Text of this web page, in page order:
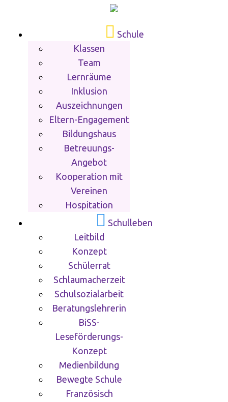
Schule
Klassen
Team
Lernräume
Inklusion
Auszeichnungen
Eltern-Engagement
Bildungshaus
Betreuungs-
Angebot
Kooperation mit
Vereinen
Hospitation
Schulleben
Leitbild
Konzept
Schülerrat
Schlaumacherzeit
Schulsozialarbeit
Beratungslehrerin
BiSS-
Leseförderungs-
Konzept
Medienbildung
Bewegte Schule
Französisch